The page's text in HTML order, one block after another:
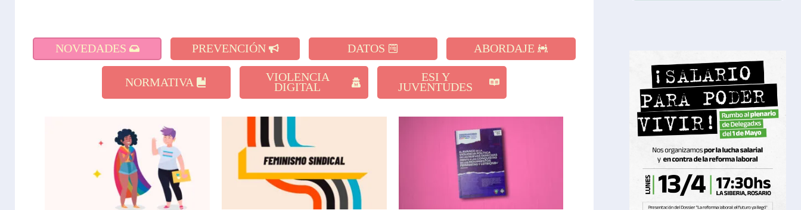
NOVEDADES PREVENCIÓN DATOS ABORDAJE
NORMATIVA VIOLENCIA
DIGITAL
ESI Y
JUVENTUDES